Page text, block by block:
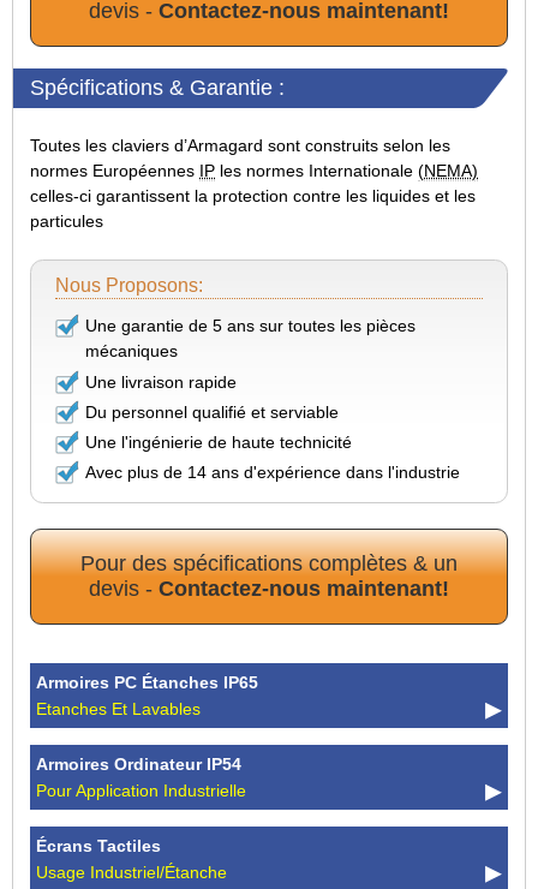
devis - Contactez-nous maintenant!
Spécifications & Garantie :
Toutes les claviers d’Armagard sont construits selon les
normes Européennes IP les normes Internationale (NEMA)
celles-ci garantissent la protection contre les liquides et les
particules
Nous Proposons:
Une garantie de 5 ans sur toutes les pièces
mécaniques
Une livraison rapide
Du personnel qualifié et serviable
Une l'ingénierie de haute technicité
Avec plus de 14 ans d'expérience dans l'industrie
Pour des spécifications complètes & un
devis - Contactez-nous maintenant!
Armoires PC Étanches IP65
Etanches Et Lavables
Armoires Ordinateur IP54
Pour Application Industrielle
Écrans Tactiles
Usage Industriel/étanche